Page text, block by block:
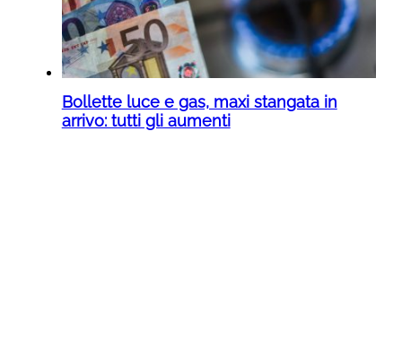
Bollette luce e gas, maxi stangata in
arrivo: tutti gli aumenti